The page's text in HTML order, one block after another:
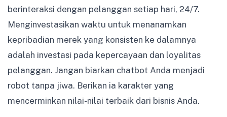
berinteraksi dengan pelanggan setiap hari, 24/7.
Menginvestasikan waktu untuk menanamkan
kepribadian merek yang konsisten ke dalamnya
adalah investasi pada kepercayaan dan loyalitas
pelanggan. Jangan biarkan chatbot Anda menjadi
robot tanpa jiwa. Berikan ia karakter yang
mencerminkan nilai-nilai terbaik dari bisnis Anda.